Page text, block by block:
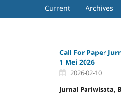
Current Archives
Call For Paper
1 Mei 2026
2026-02-10
Jurnal Pariwisata,